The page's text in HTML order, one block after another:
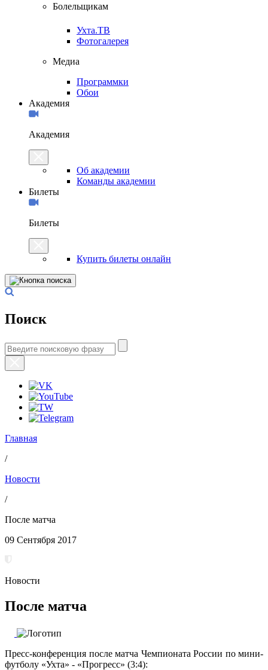
Болельщикам
Ухта.ТВ
Фотогалерея
Медиа
Программки
Обои
Академия
Академия
Об академии
Команды академии
Билеты
Билеты
Купить билеты онлайн
Поиск
Главная
/
Новости
/
После матча
09 Сентября 2017
Новости
После матча
Пресс-конференция после матча Чемпионата России по мини-
футболу «Ухта» - «Прогресс» (3:4):